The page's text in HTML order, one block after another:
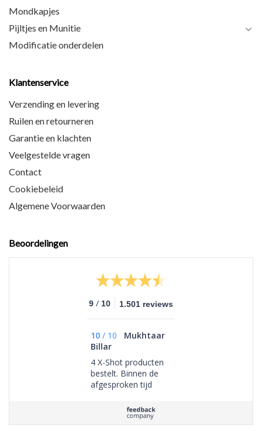
Mondkapjes
Pijltjes en Munitie
Modificatie onderdelen
Klantenservice
Verzending en levering
Ruilen en retourneren
Garantie en klachten
Veelgestelde vragen
Contact
Cookiebeleid
Algemene Voorwaarden
Beoordelingen
9 / 10 1.501 reviews
10 / 10
Mukhtaar
Billar
4 X-Shot producten
bestelt. Binnen de
afgesproken tijd
tevreden. Producten
waren goed verpakt
en werken allemaal